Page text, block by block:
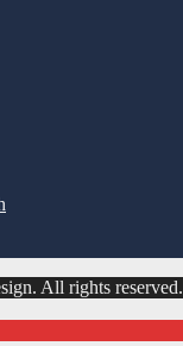
All rights reserved.